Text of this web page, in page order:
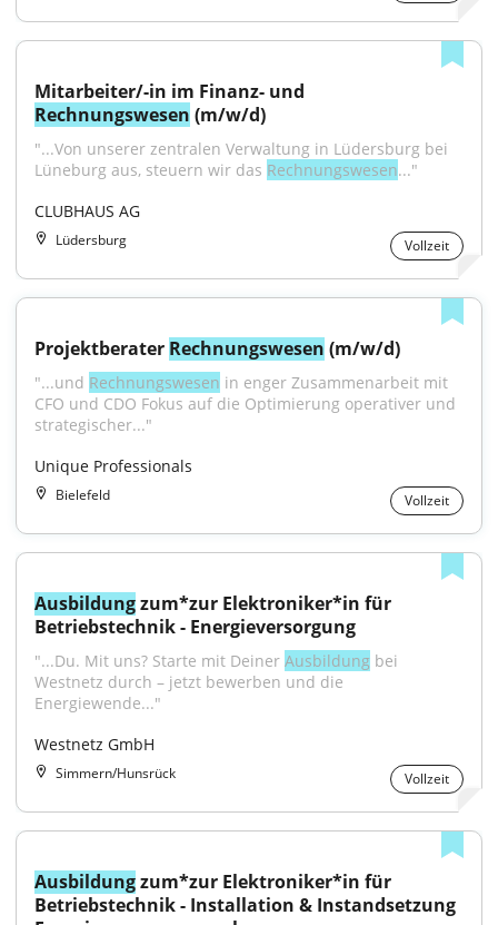
Rechnungswesen (m/w/d)
"...Von unserer zentralen Verwaltung in Lüdersburg bei
Lüneburg aus, steuern wir das Rechnungswesen..."
CLUBHAUS AG
Lüdersburg Vollzeit
Projektberater Rechnungswesen (m/w/d)
"...und Rechnungswesen in enger Zusammenarbeit mit
CFO und CDO Fokus auf die Optimierung operativer und
strategischer..."
Unique Professionals
Bielefeld Vollzeit
Ausbildung zum*zur Elektroniker*in für
Betriebstechnik - Energieversorgung
"...Du. Mit uns? Starte mit Deiner Ausbildung bei
Westnetz durch – jetzt bewerben und die
Energiewende..."
Westnetz GmbH
Simmern/Hunsrück Vollzeit
Ausbildung zum*zur Elektroniker*in für
Betriebstechnik - Installation & Instandsetzung